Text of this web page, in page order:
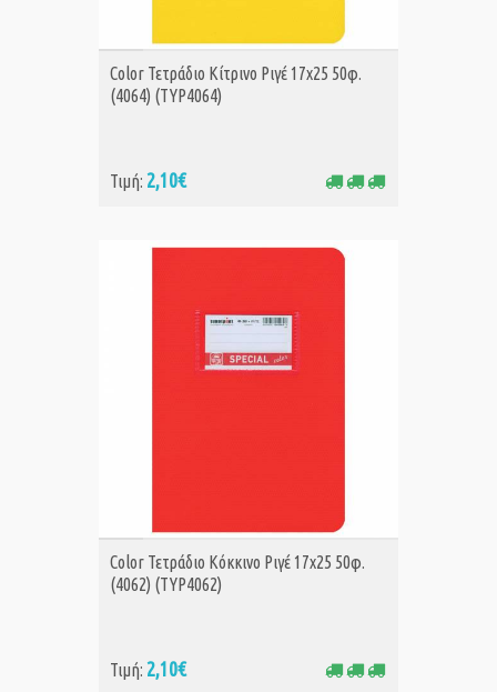
ΑΓΟΡΑ
Color Τετράδιο Κίτρινο Ριγέ 17x25 50φ.
(4064) (TYP4064)
Τιμή: 2,10€
ΑΓΟΡΑ
Color Τετράδιο Κόκκινο Ριγέ 17x25 50φ.
(4062) (TYP4062)
Τιμή: 2,10€